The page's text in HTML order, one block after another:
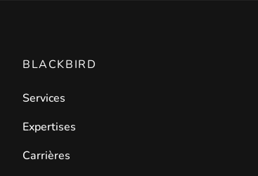
BLACKBIRD
Services
Expertises
Carrières